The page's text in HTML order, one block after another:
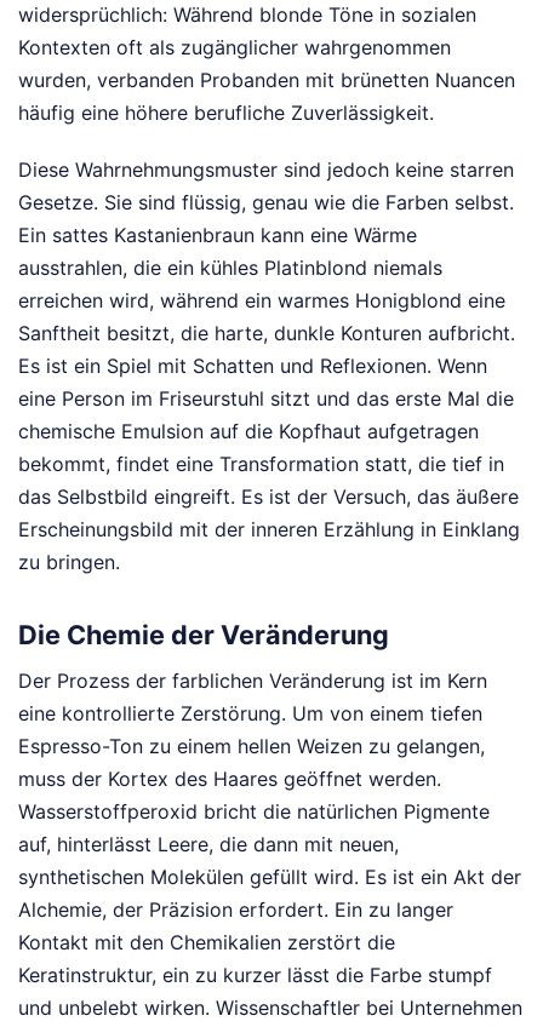
widersprüchlich: Während blonde Töne in sozialen
Kontexten oft als zugänglicher wahrgenommen
wurden, verbanden Probanden mit brünetten Nuancen
häufig eine höhere berufliche Zuverlässigkeit.
Diese Wahrnehmungsmuster sind jedoch keine starren
Gesetze. Sie sind flüssig, genau wie die Farben selbst.
Ein sattes Kastanienbraun kann eine Wärme
ausstrahlen, die ein kühles Platinblond niemals
erreichen wird, während ein warmes Honigblond eine
Sanftheit besitzt, die harte, dunkle Konturen aufbricht.
Es ist ein Spiel mit Schatten und Reflexionen. Wenn
eine Person im Friseurstuhl sitzt und das erste Mal die
chemische Emulsion auf die Kopfhaut aufgetragen
bekommt, findet eine Transformation statt, die tief in
das Selbstbild eingreift. Es ist der Versuch, das äußere
Erscheinungsbild mit der inneren Erzählung in Einklang
zu bringen.
Die Chemie der Veränderung
Der Prozess der farblichen Veränderung ist im Kern
eine kontrollierte Zerstörung. Um von einem tiefen
Espresso-Ton zu einem hellen Weizen zu gelangen,
muss der Kortex des Haares geöffnet werden.
Wasserstoffperoxid bricht die natürlichen Pigmente
auf, hinterlässt Leere, die dann mit neuen,
synthetischen Molekülen gefüllt wird. Es ist ein Akt der
Alchemie, der Präzision erfordert. Ein zu langer
Kontakt mit den Chemikalien zerstört die
Keratinstruktur, ein zu kurzer lässt die Farbe stumpf
und unbelebt wirken. Wissenschaftler bei Unternehmen